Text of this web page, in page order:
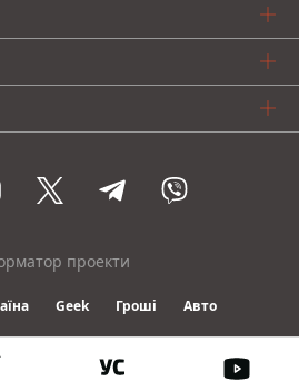
проекти
Geek Гроші Авто
2026 Informator